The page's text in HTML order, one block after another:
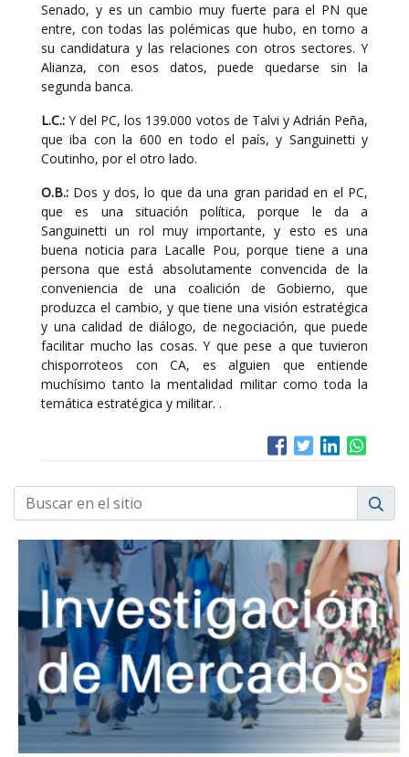
Senado, y es un cambio muy fuerte para el PN que
entre, con todas las polémicas que hubo, en torno a
su candidatura y las relaciones con otros sectores. Y
Alianza, con esos datos, puede quedarse sin la
segunda banca.
L.C.: Y del PC, los 139.000 votos de Talvi y Adrián Peña,
que iba con la 600 en todo el país, y Sanguinetti y
Coutinho, por el otro lado.
O.B.: Dos y dos, lo que da una gran paridad en el PC,
que es una situación política, porque le da a
Sanguinetti un rol muy importante, y esto es una
buena noticia para Lacalle Pou, porque tiene a una
persona que está absolutamente convencida de la
conveniencia de una coalición de Gobierno, que
produzca el cambio, y que tiene una visión estratégica
y una calidad de diálogo, de negociación, que puede
facilitar mucho las cosas. Y que pese a que tuvieron
chisporroteos con CA, es alguien que entiende
muchísimo tanto la mentalidad militar como toda la
temática estratégica y militar. .